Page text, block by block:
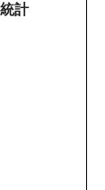
計